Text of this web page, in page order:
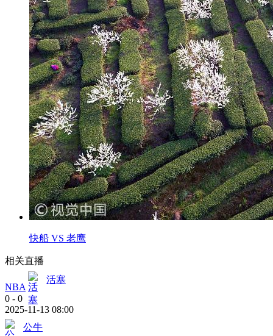
快船 VS 老鹰
相关直播
NBA
活塞
0 - 0
2025-11-13 08:00
公牛